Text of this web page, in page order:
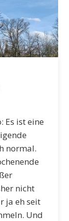
Es ist eine
normal.
nicht
ja eh seit
Und